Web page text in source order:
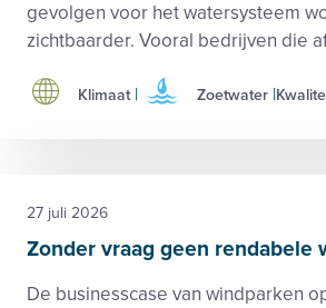
gevolgen voor het watersysteem
zichtbaarder. Vooral bedrijven die
Klimaat Zoetwater
Zonder vraag geen rendabele
De businesscase van windparken
27 juli 2026